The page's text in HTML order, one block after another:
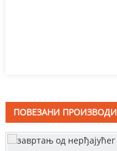
ПОВЕЗАНИ ПРОИЗВОДИ